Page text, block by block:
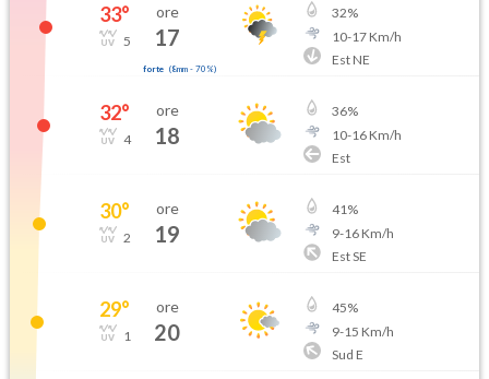
33°
5
ore
17
forte (8mm- 70 %)
32%
10-17Km/h
Est NE
32°
4
ore
18
36%
10-16Km/h
Est
30°
2
ore
19
41%
9-16Km/h
Est SE
29°
1
ore
20
45%
9-15 Km/h
Sud E